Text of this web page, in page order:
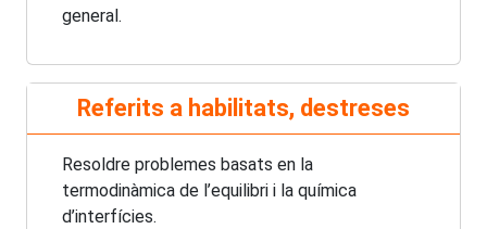
general.
Referits a habilitats, destreses
Resoldre problemes basats en la
termodinàmica de l’equilibri i la química
d’interfícies.